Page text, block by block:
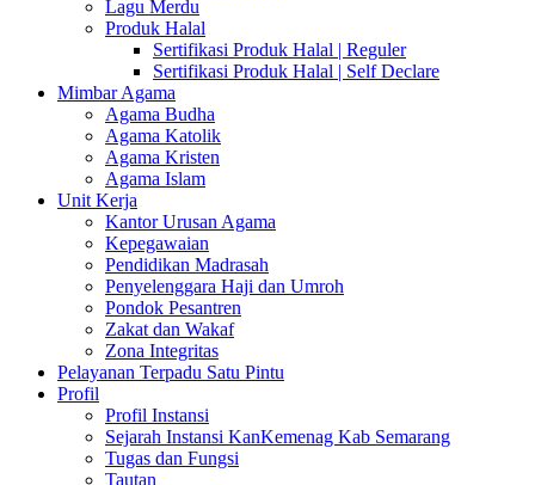
Lagu Merdu
Produk Halal
Sertifikasi Produk Halal | Reguler
Sertifikasi Produk Halal | Self Declare
Mimbar Agama
Agama Budha
Agama Katolik
Agama Kristen
Agama Islam
Unit Kerja
Kantor Urusan Agama
Kepegawaian
Pendidikan Madrasah
Penyelenggara Haji dan Umroh
Pondok Pesantren
Zakat dan Wakaf
Zona Integritas
Pelayanan Terpadu Satu Pintu
Profil
Profil Instansi
Sejarah Instansi KanKemenag Kab Semarang
Tugas dan Fungsi
Tautan